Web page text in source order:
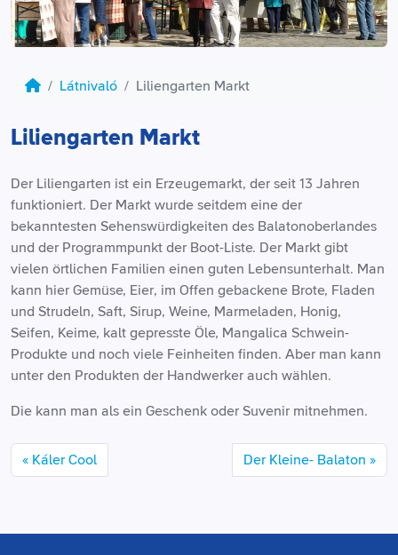
Látnivaló Liliengarten Markt
Liliengarten Markt
Der Liliengarten ist ein Erzeugemarkt, der seit 13 Jahren
funktioniert. Der Markt wurde seitdem eine der
bekanntesten Sehenswürdigkeiten des Balatonoberlandes
und der Programmpunkt der Boot-Liste. Der Markt gibt
vielen örtlichen Familien einen guten Lebensunterhalt. Man
kann hier Gemüse, Eier, im Offen gebackene Brote, Fladen
und Strudeln, Saft, Sirup, Weine, Marmeladen, Honig,
Seifen, Keime, kalt gepresste Öle, Mangalica Schwein-
Produkte und noch viele Feinheiten finden. Aber man kann
unter den Produkten der Handwerker auch wählen.
Die kann man als ein Geschenk oder Suvenir mitnehmen.
Káler Cool Der Kleine- Balaton